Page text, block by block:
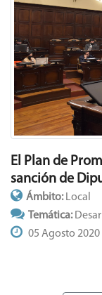
El Plan de
sanción de
Ámbito:Local
Temática:
05 Agosto 2020